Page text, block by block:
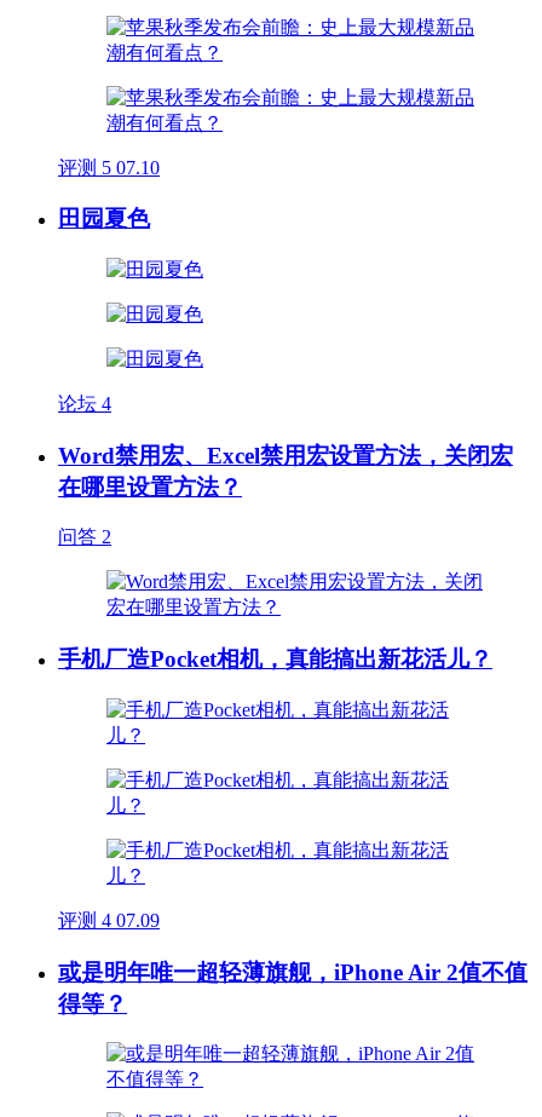
评测 5 07.10
田园夏色
论坛 4
Word禁用宏、Excel禁用宏设置方法，关闭宏
在哪里设置方法？
问答 2
手机厂造Pocket相机，真能搞出新花活儿？
评测 4 07.09
或是明年唯一超轻薄旗舰，iPhone Air 2值不值
得等？